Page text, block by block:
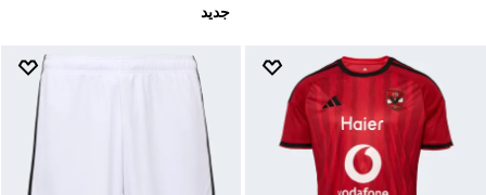
جديد